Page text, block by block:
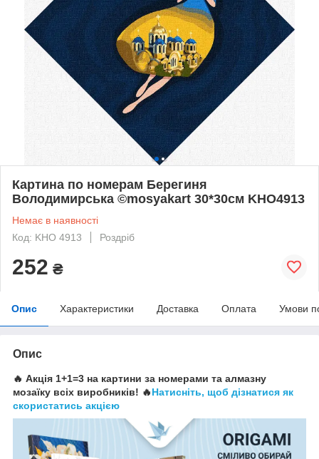
Картина по номерам Берегиня
Володимирська ©mosyakart 30*30см KHO4913
Немає в наявності
Код: KHO 4913
Роздріб
252 ₴
Опис Характеристики Доставка Оплата Умови
Опис
🔥 Акція 1+1=3 на картини за номерами та алмазну
мозаїку всіх виробників! 🔥Натисніть, щоб дізнатися як
скористатись акцією